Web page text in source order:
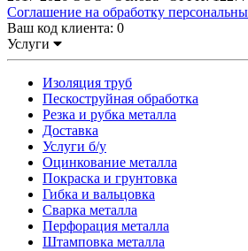
Соглашение на обработку
Ваш код клиента: 0
Услуги
Изоляция труб
Пескоструйная обработка
Резка и рубка металла
Доставка
Услуги б/у
Оцинкование металла
Покраска и грунтовка
Гибка и вальцовка
Сварка металла
Перфорация металла
Штамповка металла